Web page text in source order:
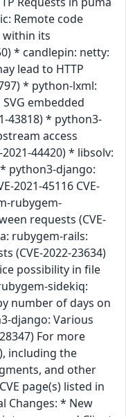
Remote code
within its
* candlepin: netty:
lead to HTTP
* python-lxml:
embedded
43818) * python3-
access
44420) * libsolv:
* python3-django:
2021-45116 CVE-
rubygem-
requests (CVE-
rubygem-rails:
(CVE-2022-23634)
possibility in file
sidekiq:
number of days on
django: Various
For more
including the
and other
page(s) listed in
Changes: * New